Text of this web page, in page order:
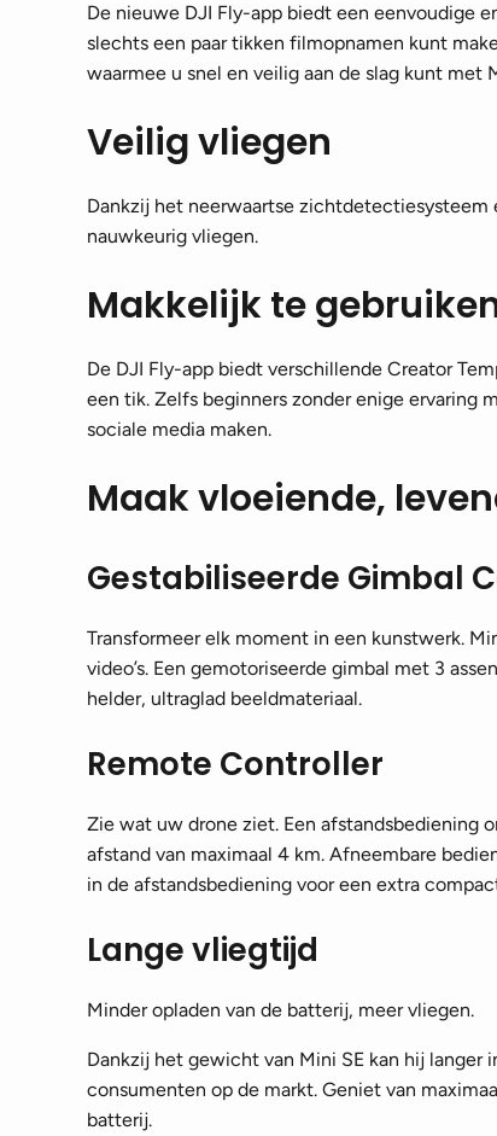
De nieuwe DJI Fly-app biedt een eenvoudige
slechts een paar tikken filmopnamen kunt
waarmee u snel en veilig aan de slag kunt met
Veilig vliegen
Dankzij het neerwaartse zichtdetectiesysteem
nauwkeurig vliegen.
Makkelijk te
De DJI Fly-app biedt verschillende Creator
een tik. Zelfs beginners zonder enige ervaring
sociale media maken.
Maak vloeiende,
Gestabiliseerde Gimbal
Transformeer elk moment in een kunstwerk.
video’s. Een gemotoriseerde gimbal met 3
helder, ultraglad beeldmateriaal.
Remote Controller
Zie wat uw drone ziet. Een afstandsbediening
afstand van maximaal 4 km. Afneembare
in de afstandsbediening voor een extra
Lange vliegtijd
Minder opladen van de batterij, meer vliegen.
Dankzij het gewicht van Mini SE kan hij langer
consumenten op de markt. Geniet van
batterij.